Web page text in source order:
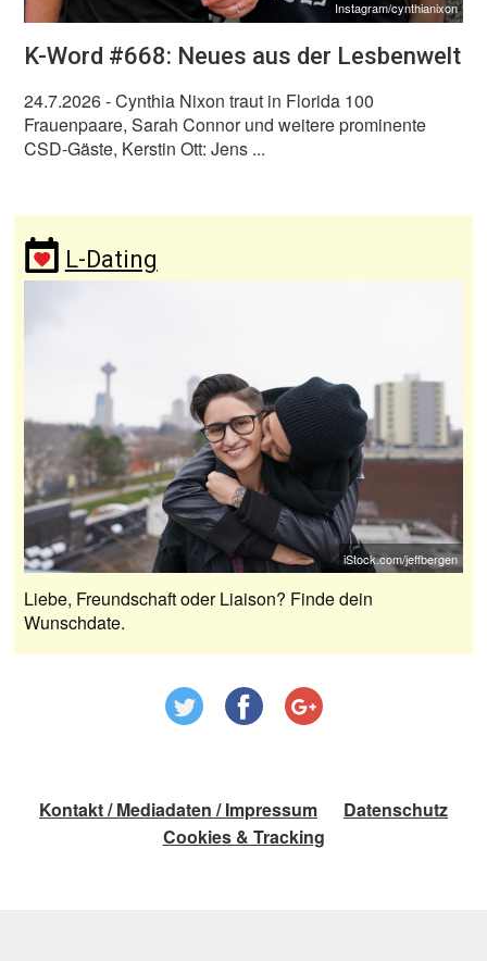
Instagram/cynthianixon
K-Word #668: Neues aus der Lesbenwelt
24.7.2026- Cynthia Nixon traut in Florida 100
Frauenpaare, Sarah Connor und weitere prominente
CSD-Gäste, Kerstin Ott: Jens ...
L-Dating
iStock.com/jeffbergen
Liebe, Freundschaft oder Liaison? Finde dein
Wunschdate.
Kontakt / Mediadaten / Impressum
Datenschutz
Cookies & Tracking